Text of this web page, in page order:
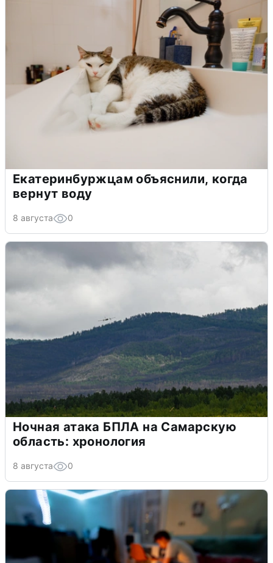
Екатеринбуржцам объяснили, когда
вернут воду
8 августа 0
Ночная атака БПЛА на Самарскую
область: хронология
8 августа 0